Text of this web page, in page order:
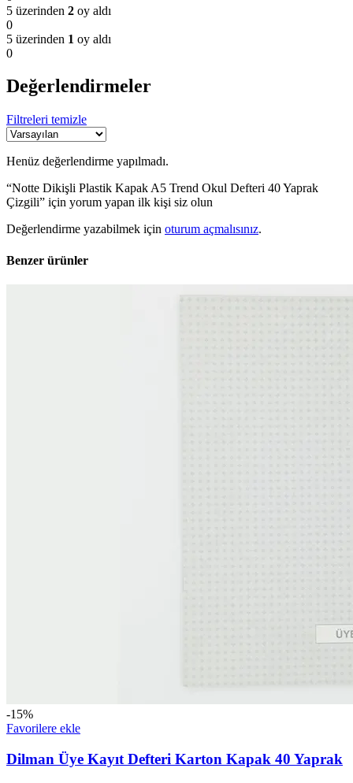
5 üzerinden 2 oy aldı
0
5 üzerinden 1 oy aldı
0
Değerlendirmeler
Filtreleri temizle
Henüz değerlendirme yapılmadı.
“Notte Dikişli Plastik Kapak A5 Trend Okul Defteri 40 Yaprak
Çizgili” için yorum yapan ilk kişi siz olun
Değerlendirme yazabilmek için oturum açmalısınız.
Benzer ürünler
-15%
Favorilere ekle
Dilman Üye Kayıt Defteri Karton Kapak 40 Yaprak